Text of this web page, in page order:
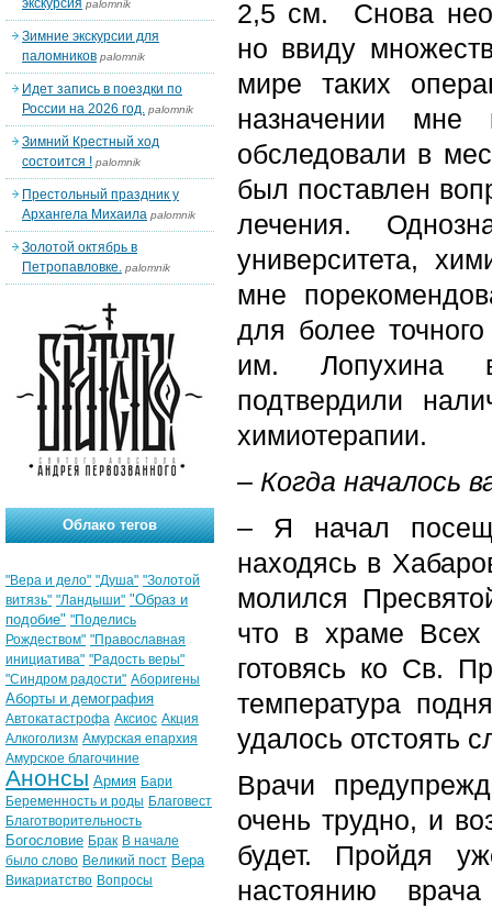
2,5 см. Снова
но ввиду
мире таких
назначении мне
обследовали в
был поставлен
лечения.
университета,
мне
для более
им. Лопухина
подтвердили
химиотерапии.
– Когда началось
– Я начал
находясь в
молился
что в храме Всех
готовясь ко Св.
температура
удалось отстоять
Врачи
очень трудно, и
будет. Пройдя
настоянию
экскурсия palomnik
Зимние экскурсии для
паломников palomnik
Идет запись в поездки по
России на 2026 год. palomnik
Зимний Крестный ход
состоится ! palomnik
Престольный праздник у
Архангела Михаила palomnik
Золотой октябрь в
Петропавловке. palomnik
Облако тегов
"Вера и дело" "Душа" "Золотой
витязь" "Ландыши" "Образ и
подобие" "Поделись
Рождеством" "Православная
инициатива" "Радость веры"
"Синдром радости" Аборигены
Аборты и демография
Автокатастрофа Аксиос Акция
Алкоголизм Амурская епархия
Амурское благочиние
Анонсы Армия Бари
Беременность и роды Благовест
Благотворительность
Богословие Брак В начале
было слово Великий пост Вера
Викариатство Вопросы